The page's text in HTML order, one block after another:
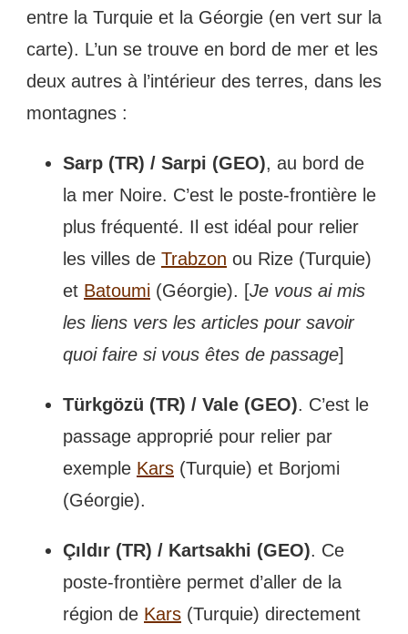
entre la Turquie et la Géorgie (en vert sur la
carte). L’un se trouve en bord de mer et les
deux autres à l’intérieur des terres, dans les
montagnes :
Sarp (TR) / Sarpi (GEO), au bord de
la mer Noire. C’est le poste-frontière le
plus fréquenté. Il est idéal pour relier
les villes de Trabzon ou Rize (Turquie)
et Batoumi (Géorgie). [Je vous ai mis
les liens vers les articles pour savoir
quoi faire si vous êtes de passage]
Türkgözü (TR) / Vale (GEO). C’est le
passage approprié pour relier par
exemple Kars (Turquie) et Borjomi
(Géorgie).
Çıldır (TR) / Kartsakhi (GEO). Ce
poste-frontière permet d’aller de la
région de Kars (Turquie) directement